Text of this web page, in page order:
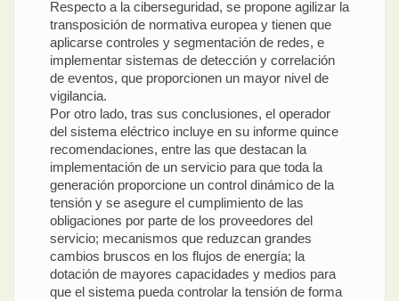
Respecto a la ciberseguridad, se propone agilizar la
transposición de normativa europea y tienen que
aplicarse controles y segmentación de redes, e
implementar sistemas de detección y correlación
de eventos, que proporcionen un mayor nivel de
vigilancia.
Por otro lado, tras sus conclusiones, el operador
del sistema eléctrico incluye en su informe quince
recomendaciones, entre las que destacan la
implementación de un servicio para que toda la
generación proporcione un control dinámico de la
tensión y se asegure el cumplimiento de las
obligaciones por parte de los proveedores del
servicio; mecanismos que reduzcan grandes
cambios bruscos en los flujos de energía; la
dotación de mayores capacidades y medios para
que el sistema pueda controlar la tensión de forma